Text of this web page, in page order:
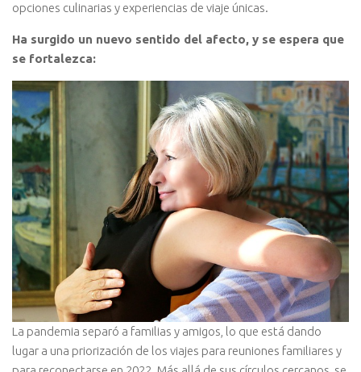
opciones culinarias y experiencias de viaje únicas.
Ha surgido un nuevo sentido del afecto, y se espera que
se fortalezca:
La pandemia separó a familias y amigos, lo que está dando
lugar a una priorización de los viajes para reuniones familiares y